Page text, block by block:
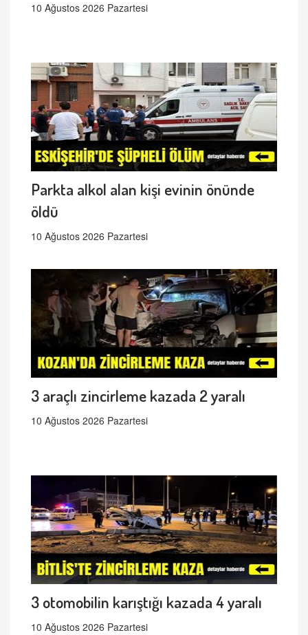
10 Ağustos 2026 Pazartesi
Parkta alkol alan kişi evinin önünde
öldü
10 Ağustos 2026 Pazartesi
3 araçlı zincirleme kazada 2 yaralı
10 Ağustos 2026 Pazartesi
3 otomobilin karıştığı kazada 4 yaralı
10 Ağustos 2026 Pazartesi